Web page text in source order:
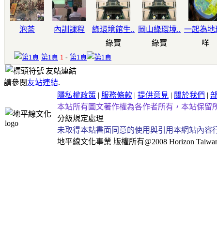
泡茶 內訓課程
綠環境館生..
綠寶
岡山綠環境..
綠寶
一起為地
咩
第1頁 1 - 第1頁
友站連結
請參閱友站連結.
隱私權政策 | 服務條款 | 提供意見 | 關於我們 |
本站所有圖文著作權為各作者所有，本站保留
分級規定處理
未取得本站書面同意的使用與引用本網站內
地平線文化事業 版權所有@2008 Horizon